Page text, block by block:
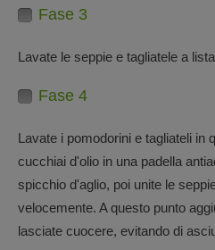
Fase 3
Lavate le seppie e tagliatele a
Fase 4
Lavate i pomodorini e tagliateli in
cucchiai d'olio in una padella
spicchio d'aglio, poi unite le
velocemente. A questo punto
lasciate cuocere, evitando di